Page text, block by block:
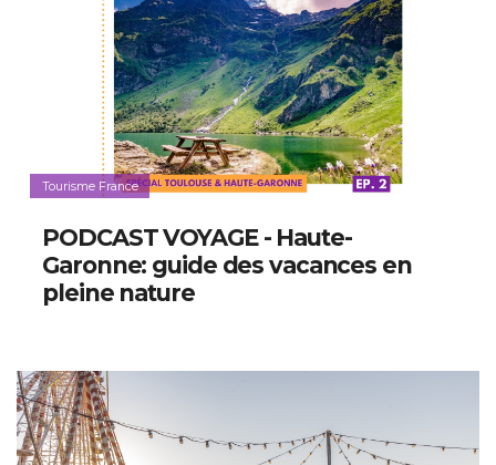
Tourisme France
PODCAST VOYAGE - Haute-
Garonne: guide des vacances en
pleine nature